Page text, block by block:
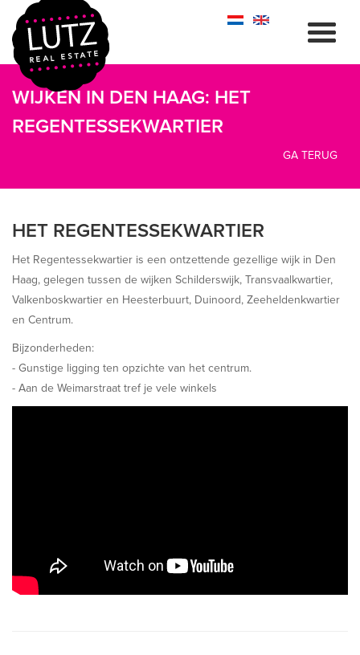
WIJKEN IN DEN HAAG: HET
REGENTESSEKWARTIER
GA TERUG
HET REGENTESSEKWARTIER
Het Regentessekwartier is een ontzettende gezellige wijk in Den
Haag, gelegen tussen de wijken Schilderswijk, Transvaalkwartier,
Valkenboskwartier en Heesterbuurt, Duinoord, Zeeheldenkwartier
en Centrum.
Bijzonderheden:
- Gunstige ligging ten opzichte van het centrum.
- Aan de Weimarstraat tref je vele winkels